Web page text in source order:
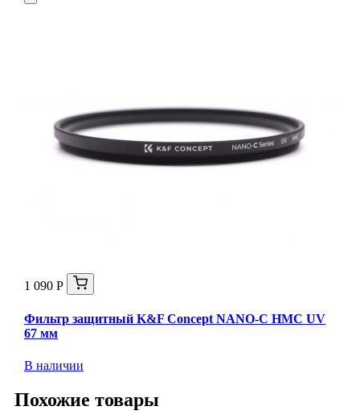
1 090 Р
Фильтр защитный K&F Concept NANO-C HMC UV
67 мм
В наличии
Похожие товары